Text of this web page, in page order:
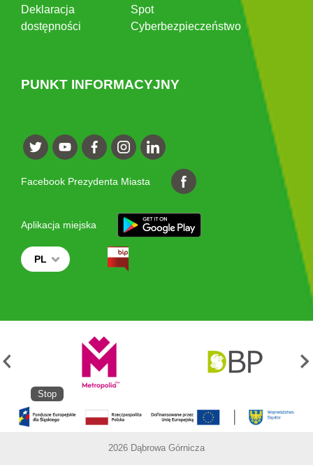
Deklaracja
dostępności
Spot
Cyberbezpieczeństwo
PUNKT INFORMACYJNY
Facebook Prezydenta Miasta
Aplikacja miejska
PL
Stop
2026 Dąbrowa Górnicza